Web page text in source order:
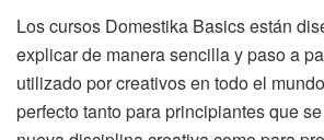
Los cursos Domestika Basics están
explicar de manera sencilla y paso a
utilizado por creativos en todo el
perfecto tanto para principiantes que